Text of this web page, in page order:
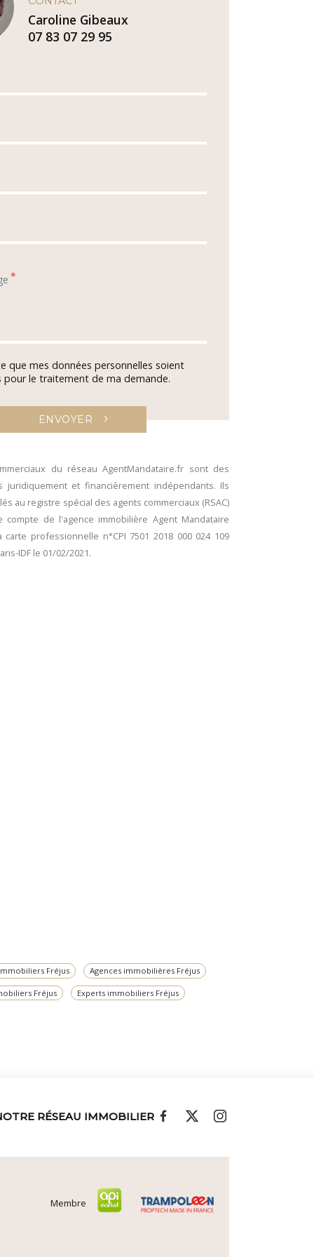
Caroline Gibeaux
07 83 07 29 95
*
que mes données personnelles soient
pour le traitement de ma demande.
ENVOYER ›
du réseau AgentMandataire.fr sont des
juridiquement et financièrement indépendants. Ils
au registre spécial des agents commerciaux (RSAC)
de l'agence immobilière Agent Mandataire
carte professionnelle n°CPI 7501 2018 000 024 109
IDF le 01/02/2021.
Fréjus Agences immobilières Fréjus
Fréjus Experts immobiliers Fréjus
RÉSEAU IMMOBILIER
Membre